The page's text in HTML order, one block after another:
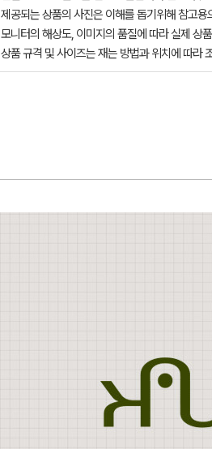
제공되는 상품의 사진은 이해를 돕기위해 참고용
모니터의 해상도, 이미지의 품질에 따라 실제 상
상품 규격 및 사이즈는 재는 방법과 위치에 따라